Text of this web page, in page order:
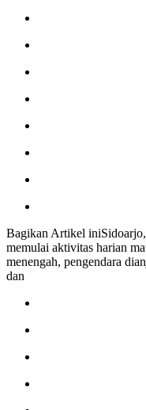
Bagikan Artikel
memulai aktivitas harian
menengah, pengendara
dan